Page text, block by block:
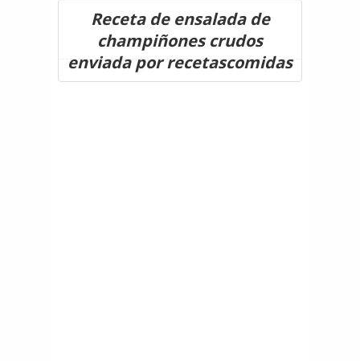
Receta de ensalada de
champiñones crudos
enviada por recetascomidas